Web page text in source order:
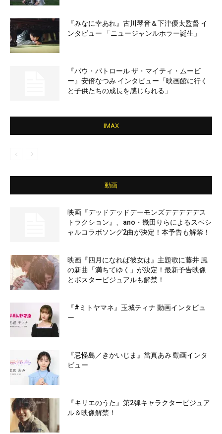
『みなに幸あれ』古川琴音＆下津優太監督 イ
ンタビュー 「ニュージャンルホラー誕生」
『パウ・パトロール ザ・マイティ・ムービ
ー』安倍なつみ インタビュー「映画館に行く
と子供たちの成長を感じられる」
IMAX
動画
映画『デッドデッドデーモンズデデデデデス
トラクション』、ano・幾田りらによるスペシ
ャルコラボソング2曲が決定！本予告も解禁！
映画『四月になれば彼女は』主題歌に藤井 風
の新曲「満ちてゆく」が決定！最新予告映像
とポスタービジュアルも解禁！
『#ミトヤマネ』玉城ティナ 動画インタビュ
ー
『忌怪島／きかいじま』當真あみ 動画インタ
ビュー
『キリエのうた』第2弾キャラクタービジュア
ル＆映像解禁！